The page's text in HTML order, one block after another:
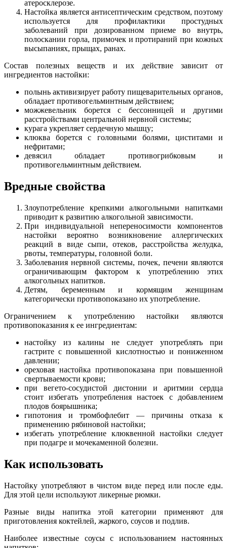
атеросклерозе.
Настойка является антисептическим средством, поэтому
используется для профилактики простудных
заболеваний при дозированном приеме во внутрь,
полоскании горла, примочек и протираний при кожных
высыпаниях, прыщах, ранах.
Состав полезных веществ и их действие зависит от
ингредиентов настойки:
полынь активизирует работу пищеварительных органов,
обладает противогельминтным действием;
можжевельник борется с бессонницей и другими
расстройствами центральной нервной системы;
курага укрепляет сердечную мышцу;
клюква борется с головными болями, циститами и
нефритами;
девясил обладает противогрибковым и
противогельминтным действием.
Вредные свойства
Злоупотребление крепкими алкогольными напитками
приводит к развитию алкогольной зависимости.
При индивидуальной непереносимости компонентов
настойки вероятно возникновение аллергических
реакций в виде сыпи, отеков, расстройства желудка,
рвоты, температуры, головной боли.
Заболевания нервной системы, почек, печени являются
ограничивающим фактором к употреблению этих
алкогольных напитков.
Детям, беременным и кормящим женщинам
категорически противопоказано их употребление.
Ограничением к употреблению настойки являются
противопоказания к ее ингредиентам:
настойку из калины не следует употреблять при
гастрите с повышенной кислотностью и пониженном
давлении;
ореховая настойка противопоказана при повышенной
свертываемости крови;
при вегето-сосудистой дистонии и аритмии сердца
стоит избегать употребления настоек с добавлением
плодов боярышника;
гипотония и тромбофлебит — причины отказа к
применению рябиновой настойки;
избегать употребление клюквенной настойки следует
при подагре и мочекаменной болезни.
Как использовать
Настойку употребляют в чистом виде перед или после еды.
Для этой цели используют ликерные рюмки.
Разные виды напитка этой категории применяют для
приготовления коктейлей, жаркого, соусов и подлив.
Наиболее известные соусы с использованием настоянных